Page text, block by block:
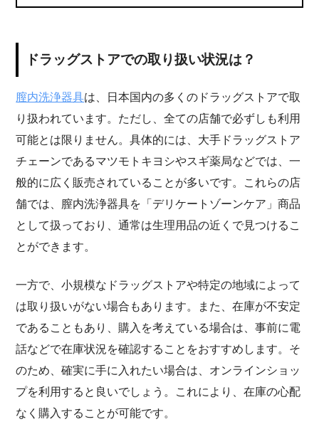
ドラッグストアでの取り扱い状況は？
膣内洗浄器具は、日本国内の多くのドラッグストアで取
り扱われています。ただし、全ての店舗で必ずしも利用
可能とは限りません。具体的には、大手ドラッグストア
チェーンであるマツモトキヨシやスギ薬局などでは、一
般的に広く販売されていることが多いです。これらの店
舗では、膣内洗浄器具を「デリケートゾーンケア」商品
として扱っており、通常は生理用品の近くで見つけるこ
とができます。
一方で、小規模なドラッグストアや特定の地域によって
は取り扱いがない場合もあります。また、在庫が不安定
であることもあり、購入を考えている場合は、事前に電
話などで在庫状況を確認することをおすすめします。そ
のため、確実に手に入れたい場合は、オンラインショッ
プを利用すると良いでしょう。これにより、在庫の心配
なく購入することが可能です。